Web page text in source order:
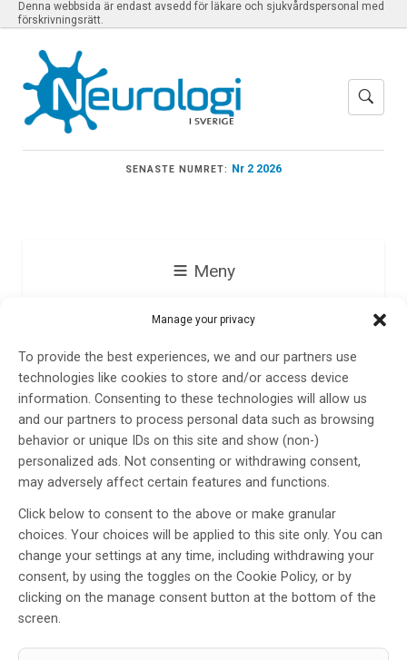
Manage your privacy
To provide the best experiences, we and our partners use
technologies like cookies to store and/or access device
information. Consenting to these technologies will allow us
and our partners to process personal data such as browsing
behavior or unique IDs on this site and show (non-)
personalized ads. Not consenting or withdrawing consent,
may adversely affect certain features and functions.
Click below to consent to the above or make granular
choices. Your choices will be applied to this site only. You can
change your settings at any time, including withdrawing your
consent, by using the toggles on the Cookie Policy, or by
clicking on the manage consent button at the bottom of the
screen.
Denna webbsida är endast avsedd för läkare och sjukvårdspersonal med
förskrivningsrätt.
SENASTE NUMRET: Nr 2 2026
Meny
Kristian Borg
IvIg-behandling kan hjälpa vid
postpoliosyndrom
AvKristian Borg
20 dec 2011